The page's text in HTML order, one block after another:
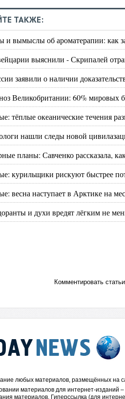
ТАКЖЕ:
и вымыслы об ароматерапии: как
выяснили - Скрипалей
заявили о наличии
Великобритании: 60% мировых
тёплые океанические течения
нашли следы новой
планы: Савченко рассказала,
курильщики рискуют быстрее
весна наступает в Арктике на
и духи вредят лёгким не
Комментировать
любых материалов, размещённых на
материалов для интернет-изданий
материалов. Гиперссылка (для